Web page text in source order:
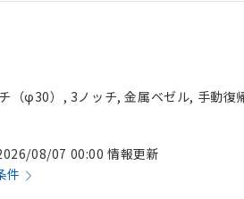
（φ30）, 3ノッチ, 金属ベゼル, 手動
08/07 00:00 情報更新
件